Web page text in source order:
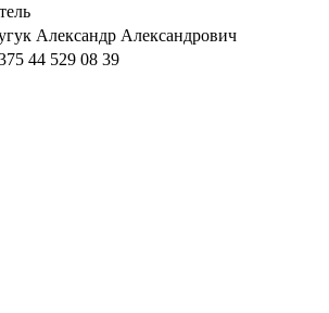
Александр Александрович
44 529 08 39